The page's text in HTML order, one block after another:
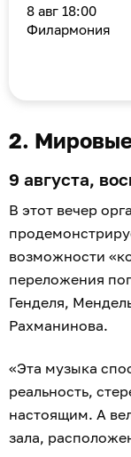
8 авг 18:00
Филармония
2.
9 августа,
В этот вечер
возможности
переложения
Генделя,
Рахманинова.
«Эта музыка
реальность,
настоящим. А
зала,